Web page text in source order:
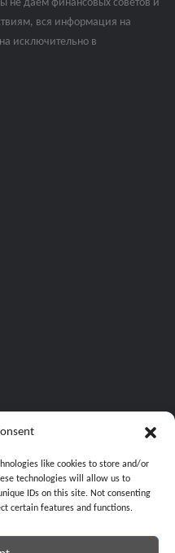
like cookies to store and/or
technologies will allow us to
IDs on this site. Not consenting
certain features and functions.
не даём финансовых советов и
вся информация на
исключительно в
рассылку: